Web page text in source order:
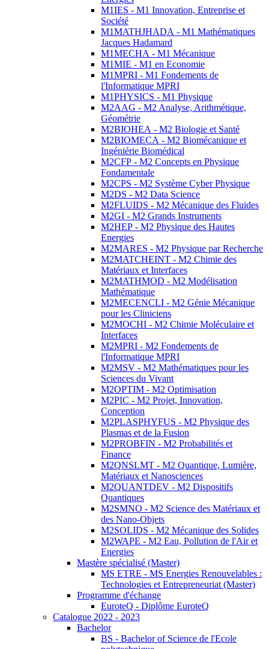
M1IES - M1 Innovation, Entreprise et
Société
M1MATHJHADA - M1 Mathématiques
Jacques Hadamard
M1MECHA - M1 Mécanique
M1MIE - M1 en Economie
M1MPRI - M1 Fondements de
l'Informatique MPRI
M1PHYSICS - M1 Physique
M2AAG - M2 Analyse, Arithmétique,
Géométrie
M2BIOHEA - M2 Biologie et Santé
M2BIOMECA - M2 Biomécanique et
Ingéniérie Biomédical
M2CFP - M2 Concepts en Physique
Fondamentale
M2CPS - M2 Système Cyber Physique
M2DS - M2 Data Science
M2FLUIDS - M2 Mécanique des Fluides
M2GI - M2 Grands Instruments
M2HEP - M2 Physique des Hautes
Energies
M2MARES - M2 Physique par Recherche
M2MATCHEINT - M2 Chimie des
Matériaux et Interfaces
M2MATHMOD - M2 Modélisation
Mathématique
M2MECENCLI - M2 Génie Mécanique
pour les Cliniciens
M2MOCHI - M2 Chimie Moléculaire et
Interfaces
M2MPRI - M2 Fondements de
l'Informatique MPRI
M2MSV - M2 Mathématiques pour les
Sciences du Vivant
M2OPTIM - M2 Optimisation
M2PIC - M2 Projet, Innovation,
Conception
M2PLASPHYFUS - M2 Physique des
Plasmas et de la Fusion
M2PROBFIN - M2 Probabilités et
Finance
M2QNSLMT - M2 Quantique, Lumière,
Matériaux et Nanosciences
M2QUANTDEV - M2 Dispositifs
Quantiques
M2SMNO - M2 Science des Matériaux et
des Nano-Objets
M2SOLIDS - M2 Mécanique des Solides
M2WAPE - M2 Eau, Pollution de l'Air et
Energies
Mastère spécialisé (Master)
MS ETRE - MS Energies Renouvelables :
Technologies et Entrepreneuriat (Master)
Programme d'échange
EuroteQ - Diplôme EuroteQ
Catalogue 2022 - 2023
Bachelor
BS - Bachelor of Science de l'Ecole